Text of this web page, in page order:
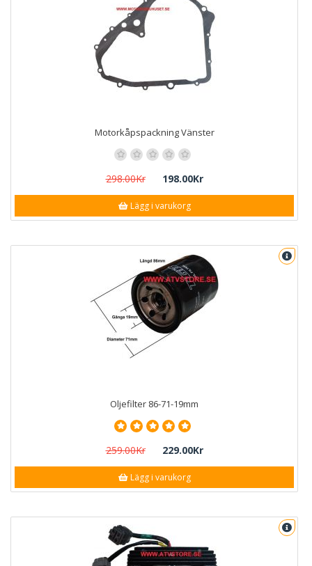
Motorkåpspackning Vänster
298.00Kr 198.00Kr
Lägg i varukorg
Oljefilter 86-71-19mm
259.00Kr 229.00Kr
Lägg i varukorg